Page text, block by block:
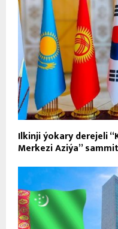
Ilkinji ýokary derejeli
Merkezi Aziýa”